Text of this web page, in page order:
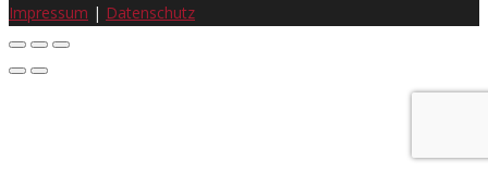
Impressum | Datenschutz